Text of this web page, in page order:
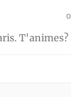
T'animes?